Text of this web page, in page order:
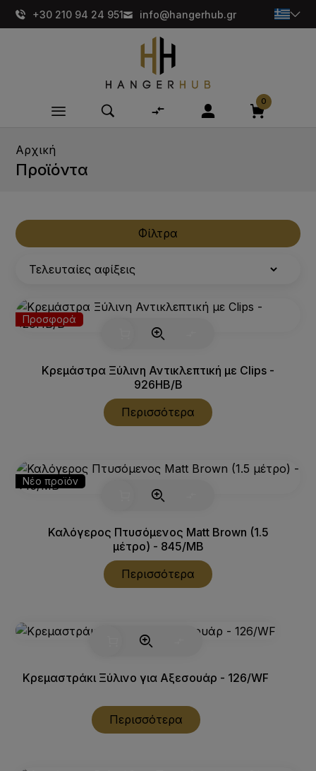
+30 210 94 24 951 info@hangerhub.gr
0
Αρχική
Προϊόντα
Φίλτρα
Προσφορά
Κρεμάστρα Ξύλινη Αντικλεπτική με Clips -
926HB/B
Περισσότερα
Νέο προϊόν
Καλόγερος Πτυσόμενος Matt Brown (1.5
μέτρο) - 845/MB
Περισσότερα
Κρεμαστράκι Ξύλινο για Αξεσουάρ - 126/WF
Περισσότερα